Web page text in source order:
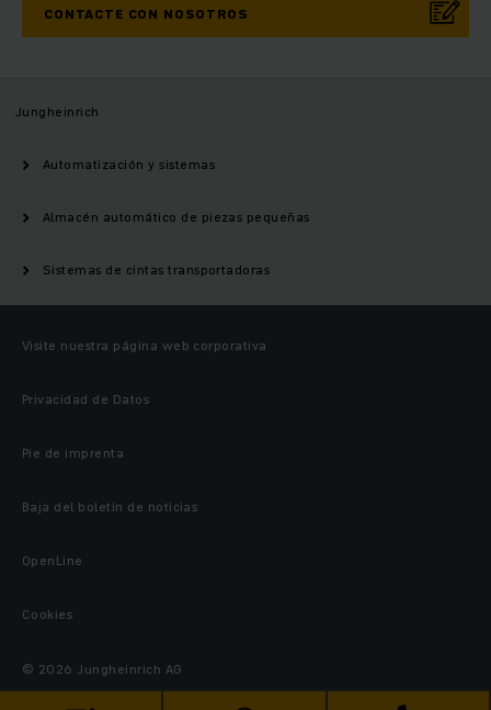
CONTACTE CON NOSOTROS
Jungheinrich
Automatización y sistemas
Almacén automático de piezas pequeñas
Sistemas de cintas transportadoras
Visite nuestra página web corporativa
Privacidad de Datos
Pie de imprenta
Baja del boletín de noticias
OpenLine
Cookies
© 2026 Jungheinrich AG